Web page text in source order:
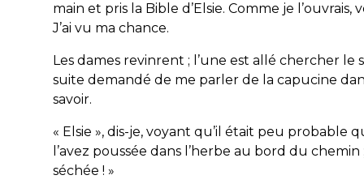
main et pris la Bible d’Elsie. Comme je
J’ai vu ma chance.
Les dames revinrent ; l’une est allé chercher
suite demandé de me parler de la capucine
savoir.
« Elsie », dis-je, voyant qu’il était peu probable
l’avez poussée dans l’herbe au bord d u chemin
séchée ! »